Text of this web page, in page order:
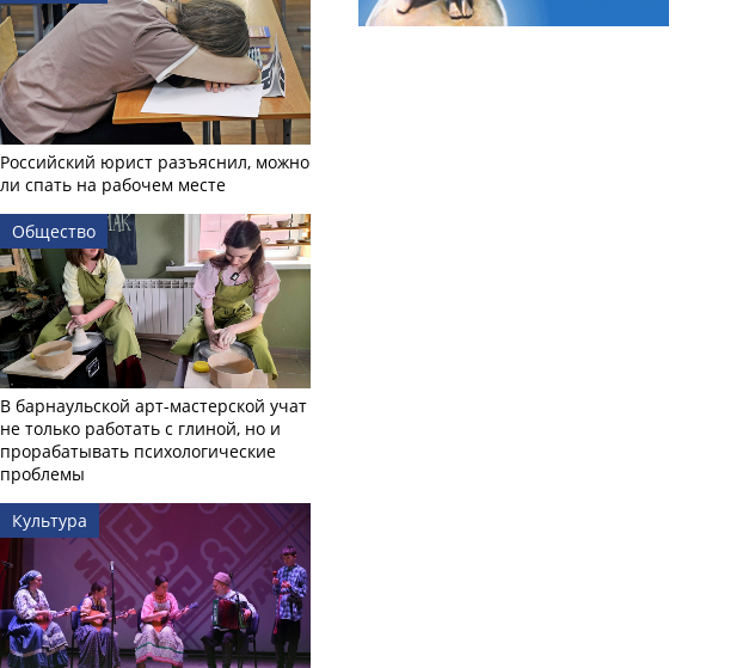
Российский юрист разъяснил, можно
ли спать на рабочем месте
Общество
В барнаульской арт-мастерской учат
не только работать с глиной, но и
прорабатывать психологические
проблемы
Культура